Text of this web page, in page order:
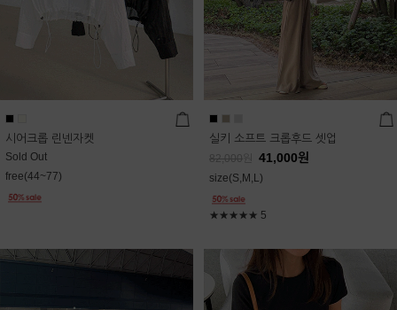
시어크롭 린넨자켓
Sold Out
free(44~77)
실키 소프트 크롭후드 셋업
82,000 41,000원
size(S,M,L)
★★★★★ 5